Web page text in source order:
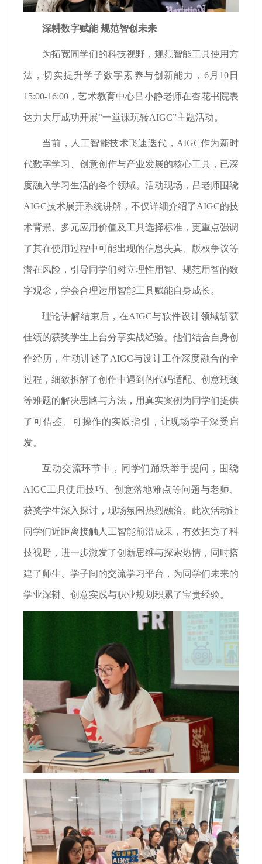
深耕数字赋能 规范智创未来
为拓宽同学们的科技视野，规范智能工具使用方
法，切实提升学子数字素养与创新能力，6月10日
15:00-16:00，艺术教育中心吕小静老师在杏花书院表
达力大厅成功开展“一堂课玩转AIGC”主题活动。
当前，人工智能技术飞速迭代，AIGC作为新时
代数字学习、创意创作与产业发展的核心工具，已深
度融入学习生活的各个领域。活动现场，吕老师围绕
AIGC技术展开系统讲解，不仅详细介绍了AIGC的技
术背景、多元应用价值及工具选择标准，更重点强调
了其在使用过程中可能出现的信息失真、版权争议等
潜在风险，引导同学们树立理性用智、规范用智的数
字观念，学会合理运用智能工具赋能自身成长。
理论讲解结束后，在AIGC与软件设计领域斩获
佳绩的获奖学生上台分享实战经验。他们结合自身创
作经历，生动讲述了AIGC与设计工作深度融合的全
过程，细致拆解了创作中遇到的代码适配、创意瓶颈
等难题的解决思路与方法，用真实案例为同学们提供
了可借鉴、可操作的实践指引，让现场学子深受启
发。
互动交流环节中，同学们踊跃举手提问，围绕
AIGC工具使用技巧、创意落地难点等问题与老师、
获奖学生深入探讨，现场氛围热烈融洽。此次活动让
同学们近距离接触人工智能前沿成果，有效拓宽了科
技视野，进一步激发了创新思维与探索热情，同时搭
建了师生、学子间的交流学习平台，为同学们未来的
学业深耕、创意实践与职业规划积累了宝贵经验。